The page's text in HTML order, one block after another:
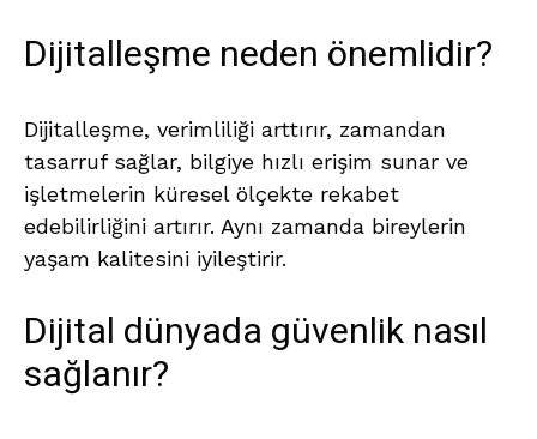
Dijitalleşme neden önemlidir?
Dijitalleşme, verimliliği arttırır, zamandan
tasarruf sağlar, bilgiye hızlı erişim sunar ve
işletmelerin küresel ölçekte rekabet
edebilirliğini artırır. Aynı zamanda bireylerin
yaşam kalitesini iyileştirir.
Dijital dünyada güvenlik nasıl
sağlanır?